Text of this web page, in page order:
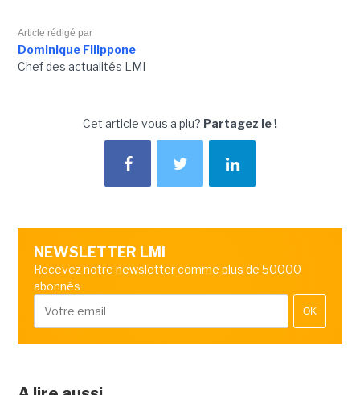
Article rédigé par
Dominique Filippone
Chef des actualités LMI
Cet article vous a plu? Partagez le !
NEWSLETTER LMI
Recevez notre newsletter comme plus de 50000
abonnés
OK